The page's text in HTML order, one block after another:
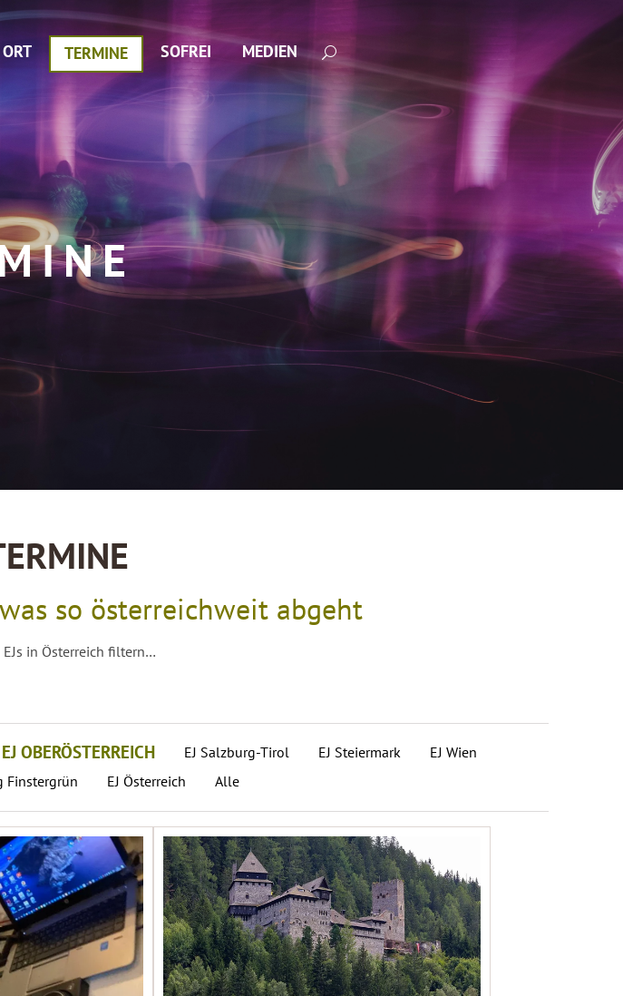
ORT TERMINE SOFREI MEDIEN
so österreichweit abgeht
in Österreich filtern…
EJ OBERÖSTERREICH EJ Salzburg-Tirol EJ Steiermark
EJ Wien
Finstergrün EJ Österreich Alle